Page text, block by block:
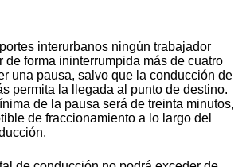
interurbanos ningún trabajador
de forma ininterrumpida más de cuatro
una pausa, salvo que la conducción de
permita la llegada al punto de destino.
de la pausa será de treinta minutos,
de fraccionamiento a lo largo del